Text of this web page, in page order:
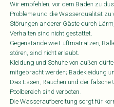
Wir empfehlen, vor dem Baden zu
Probleme und die Wasserqualität zu
Störungen anderer Gäste durch
Verhalten sind nicht gestattet.
Gegenstände wie Luftmatratzen,
stören, sind nicht erlaubt.
Kleidung und Schuhe von außen
mitgebracht werden; Badekleidung
Das Essen, Rauchen und der
Poolbereich sind verboten.
Die Wasseraufbereitung sorgt für